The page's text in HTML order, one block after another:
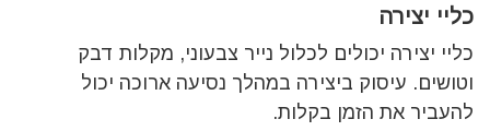
כליי יצירה
כליי יצירה יכולים לכלול נייר צבעוני, מקלות דבק
וטושים. עיסוק ביצירה במהלך נסיעה ארוכה יכול
להעביר את הזמן בקלות.